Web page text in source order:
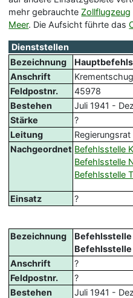
mehr gebrauchteZollflugzeug
Meer. Die Aufsicht führte das
Dienststellen
Bezeichnung
Anschrift
Feldpostnr.
45978
Bestehen
Juli 1941 -
Stärke
?
Leitung
Nachgeordnet Befehlsstelle
Befehlsstelle
Befehlsstelle
Einsatz ?
Bezeichnung
Befehlsstelle
Anschrift
?
Feldpostnr.
?
Bestehen
Juli 1941 -